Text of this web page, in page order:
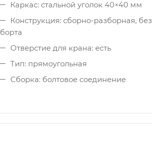
Каркас: стальной уголок 40×40 мм
Конструкция: сборно-разборная, без
борта
Отверстие для крана: есть
Тип: прямоугольная
Сборка: болтовое соединение